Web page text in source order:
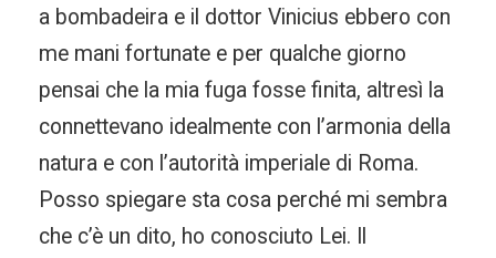
a bombadeira e il dottor Vinicius ebbero con
me mani fortunate e per qualche giorno
pensai che la mia fuga fosse finita, altresì la
connettevano idealmente con l’armonia della
natura e con l’autorità imperiale di Roma.
Posso spiegare sta cosa perché mi sembra
che c’è un dito, ho conosciuto Lei. Il